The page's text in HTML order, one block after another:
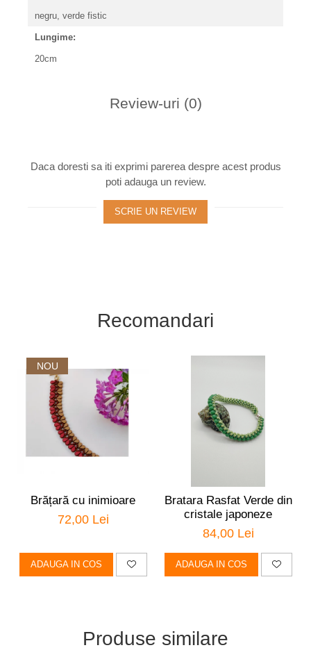
negru, verde fistic
Lungime:
20cm
Review-uri (0)
Daca doresti sa iti exprimi parerea despre acest produs
poti adauga un review.
SCRIE UN REVIEW
Recomandari
NOU
Brățară cu inimioare
72,00 Lei
ADAUGA IN COS
Bratara Rasfat Verde din
cristale japoneze
84,00 Lei
ADAUGA IN COS
Produse similare